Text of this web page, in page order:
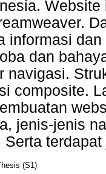
informasi
dan
navigasi.
composite.
jenis-jenis
(S1)